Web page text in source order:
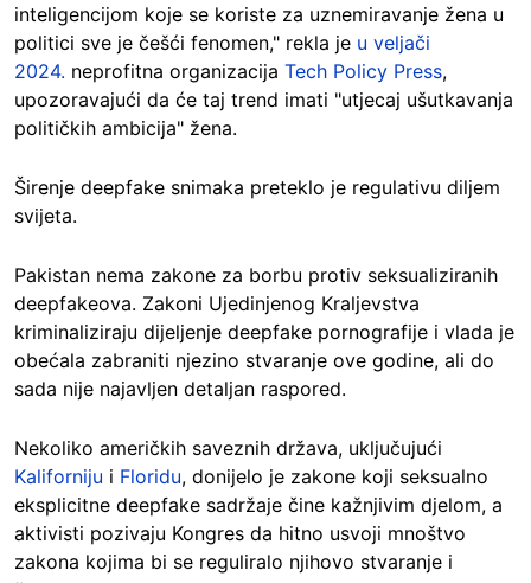
inteligencijom koje se koriste za uznemiravanje žena u
politici sve je češći fenomen," rekla je u veljači
2024. neprofitna organizacija Tech Policy Press,
upozoravajući da će taj trend imati "utjecaj ušutkavanja
političkih ambicija" žena.
Širenje deepfake snimaka preteklo je regulativu diljem
svijeta.
Pakistan nema zakone za borbu protiv seksualiziranih
deepfakeova. Zakoni Ujedinjenog Kraljevstva
kriminaliziraju dijeljenje deepfake pornografije i vlada je
obećala zabraniti njezino stvaranje ove godine, ali do
sada nije najavljen detaljan raspored.
Nekoliko američkih saveznih država, uključujući
Kaliforniju i Floridu, donijelo je zakone koji seksualno
eksplicitne deepfake sadržaje čine kažnjivim djelom, a
aktivisti pozivaju Kongres da hitno usvoji mnoštvo
zakona kojima bi se reguliralo njihovo stvaranje i